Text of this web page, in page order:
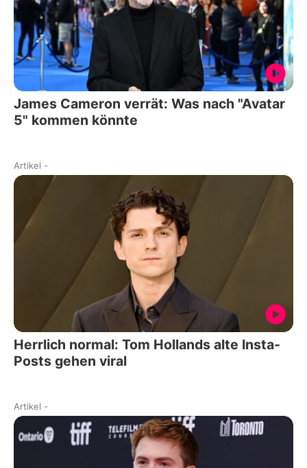
James Cameron verrät: Was nach "Avatar
5" kommen könnte
Artikel -
Herrlich normal: Tom Hollands alte Insta-
Posts gehen viral
Artikel -